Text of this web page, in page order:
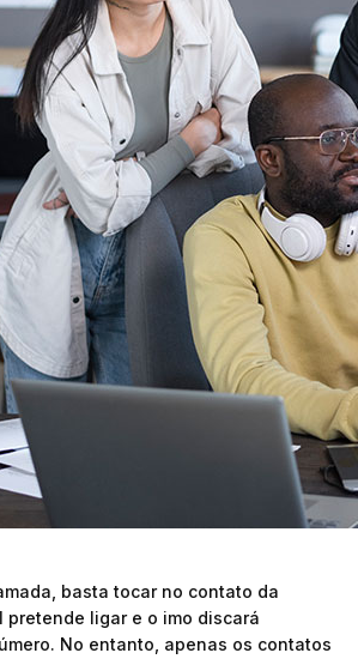
basta tocar no contato da
pretende ligar e o imo discará
No entanto, apenas os contatos